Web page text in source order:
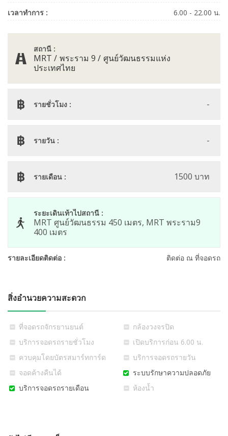
เวลาทำการ :
6.00 - 22.00 น.
สถานี :
MRT พระราม 9
ศูนย์วัฒนธรรมแห่ง
ประเทศไทย
รายชั่วโมง : -
รายวัน : -
รายเดือน : 1500 บาท
ระยะเดินเท้าไปสถานี :
MRT ศูนย์วัฒนธรรม 450 เมตร, MRT พระราม9
400 เมตร
รายละเอียดติดต่อ : ติดต่อ ณ ที่จอดรถ
สิ่งอำนวยความสะดวก
ที่จอดรถจักรยานยนต์
กล้องวงจรปิด
บริการจอดรถรายชั่วโมง
เปิดบริการก่อน 6.00 น.
ควบคุมโดยบัตรสมาร์ทการ์ด
บริการจอดรถรายวัน
จอดค้างคืนได้
ระบบรักษาความปลอดภัย
บริการจอดรถรายเดือน
ห้องน้ำ